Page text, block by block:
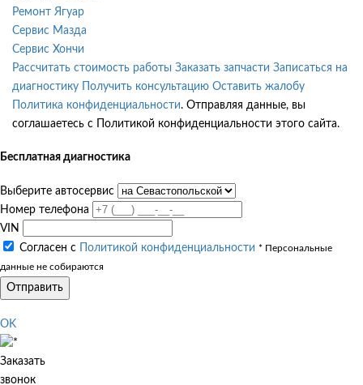
Ремонт Ягуар
Сервис Мазда
Сервис Хончи
Рассчитать стоимость работы Заказать запчасти Записаться на
диагностику
Получить консультацию Оставить жалобу
Политика конфиденциальности. Отправляя данные, вы
соглашаетесь с Политикой конфиденциальности этого сайта.
Бесплатная диагностика
Выберите автосервис
Номер телефона
VIN
Согласен с
Политикой конфиденциальности * Персональные
данные не собираются
Отправить
OK
Заказать
звонок